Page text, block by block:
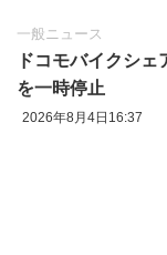
一般ニュース
ドコモバイクシ
を一時停止
2026年8月4日16:37